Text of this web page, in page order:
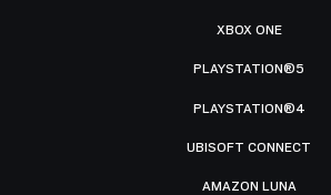
XBOX ONE
PLAYSTATION®5
PLAYSTATION®4
UBISOFT CONNECT
AMAZON LUNA